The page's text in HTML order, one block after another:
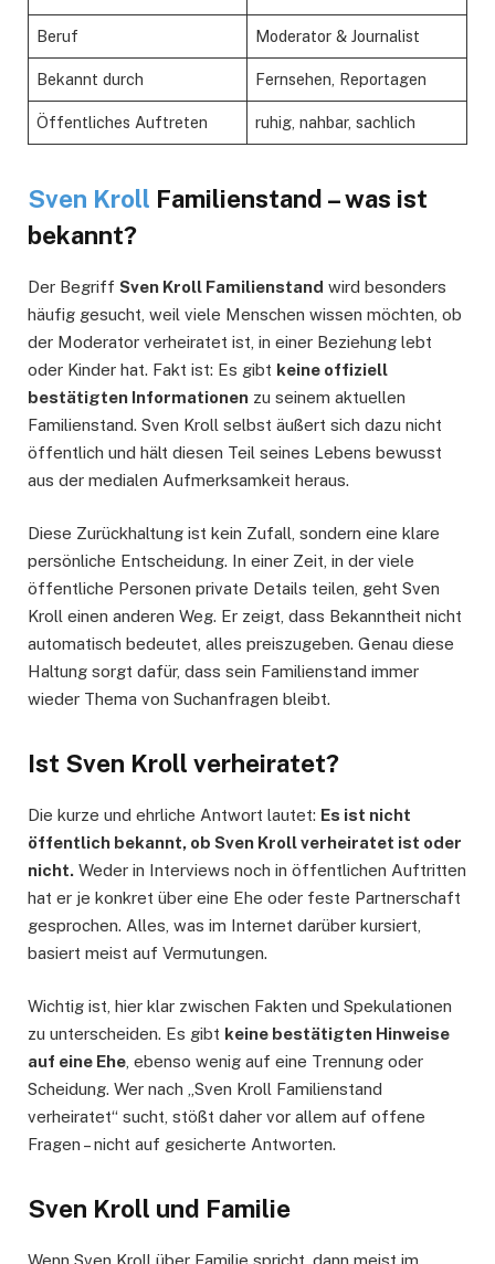
Beruf Moderator & Journalist
Bekannt durch Fernsehen, Reportagen
Öffentliches Auftreten ruhig, nahbar, sachlich
Sven Kroll Familienstand – was ist
bekannt?
Der Begriff Sven Kroll Familienstand wird besonders
häufig gesucht, weil viele Menschen wissen möchten, ob
der Moderator verheiratet ist, in einer Beziehung lebt
oder Kinder hat. Fakt ist: Es gibt keine offiziell
bestätigten Informationen zu seinem aktuellen
Familienstand. Sven Kroll selbst äußert sich dazu nicht
öffentlich und hält diesen Teil seines Lebens bewusst
aus der medialen Aufmerksamkeit heraus.
Diese Zurückhaltung ist kein Zufall, sondern eine klare
persönliche Entscheidung. In einer Zeit, in der viele
öffentliche Personen private Details teilen, geht Sven
Kroll einen anderen Weg. Er zeigt, dass Bekanntheit nicht
automatisch bedeutet, alles preiszugeben. Genau diese
Haltung sorgt dafür, dass sein Familienstand immer
wieder Thema von Suchanfragen bleibt.
Ist Sven Kroll verheiratet?
Die kurze und ehrliche Antwort lautet: Es ist nicht
öffentlich bekannt, ob Sven Kroll verheiratet ist oder
nicht. Weder in Interviews noch in öffentlichen Auftritten
hat er je konkret über eine Ehe oder feste Partnerschaft
gesprochen. Alles, was im Internet darüber kursiert,
basiert meist auf Vermutungen.
Wichtig ist, hier klar zwischen Fakten und Spekulationen
zu unterscheiden. Es gibt keine bestätigten Hinweise
auf eine Ehe , ebenso wenig auf eine Trennung oder
Scheidung. Wer nach „Sven Kroll Familienstand
verheiratet“ sucht, stößt daher vor allem auf offene
Fragen – nicht auf gesicherte Antworten.
Sven Kroll und Familie